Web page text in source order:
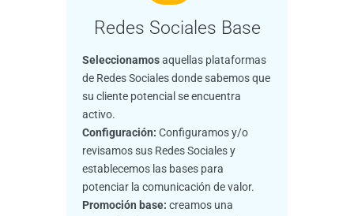
Redes Sociales Base
Seleccionamosaquellas plataformas
de Redes Sociales donde sabemos que
su cliente potencial se encuentra
activo.
Configuración: Configuramos y/o
revisamos sus Redes Sociales y
establecemos las bases para
potenciar la comunicación de valor.
Promoción base: creamos una